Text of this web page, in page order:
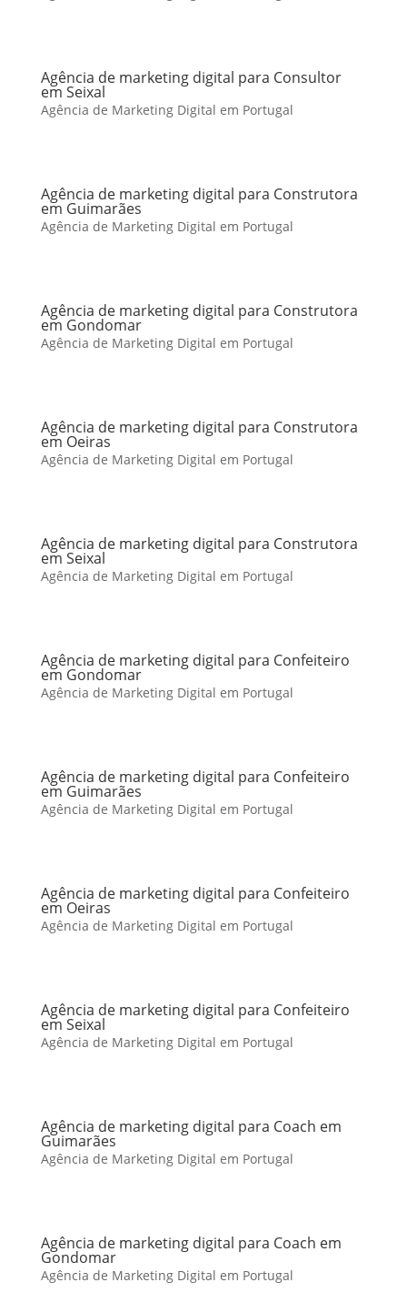
Agência de marketing digital para Consultor
em Seixal
Agência de Marketing Digital em Portugal
Agência de marketing digital para Construtora
em Guimarães
Agência de Marketing Digital em Portugal
Agência de marketing digital para Construtora
em Gondomar
Agência de Marketing Digital em Portugal
Agência de marketing digital para Construtora
em Oeiras
Agência de Marketing Digital em Portugal
Agência de marketing digital para Construtora
em Seixal
Agência de Marketing Digital em Portugal
Agência de marketing digital para Confeiteiro
em Gondomar
Agência de Marketing Digital em Portugal
Agência de marketing digital para Confeiteiro
em Guimarães
Agência de Marketing Digital em Portugal
Agência de marketing digital para Confeiteiro
em Oeiras
Agência de Marketing Digital em Portugal
Agência de marketing digital para Confeiteiro
em Seixal
Agência de Marketing Digital em Portugal
Agência de marketing digital para Coach em
Guimarães
Agência de Marketing Digital em Portugal
Agência de marketing digital para Coach em
Gondomar
Agência de Marketing Digital em Portugal